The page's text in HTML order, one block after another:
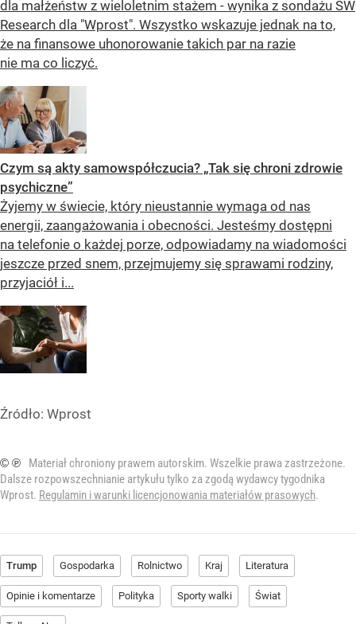
dla małżeństw z wieloletnim stażem - wynika z sondażu SW
Research dla "Wprost". Wszystko wskazuje jednak na to,
że na finansowe uhonorowanie takich par na razie
nie ma co liczyć.
Czym są akty samowspółczucia? „Tak się chroni zdrowie
psychiczne”
Żyjemy w świecie, który nieustannie wymaga od nas
energii, zaangażowania i obecności. Jesteśmy dostępni
na telefonie o każdej porze, odpowiadamy na wiadomości
jeszcze przed snem, przejmujemy się sprawami rodziny,
przyjaciół i...
Źródło: Wprost
© ℗
Materiał chroniony prawem autorskim. Wszelkie prawa zastrzeżone.
Dalsze rozpowszechnianie artykułu tylko za zgodą wydawcy tygodnika
Wprost. Regulamin i warunki licencjonowania materiałów prasowych.
Trump Gospodarka Rolnictwo Kraj Literatura
Opinie i komentarze Polityka Sporty walki Świat